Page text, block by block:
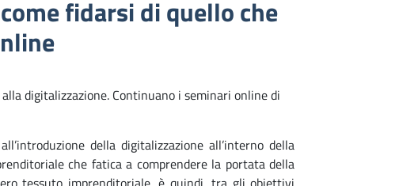
fidarsi di quello che
digitalizzazione. Continuano i seminari online di
della digitalizzazione all’interno della
che fatica a comprendere la portata della